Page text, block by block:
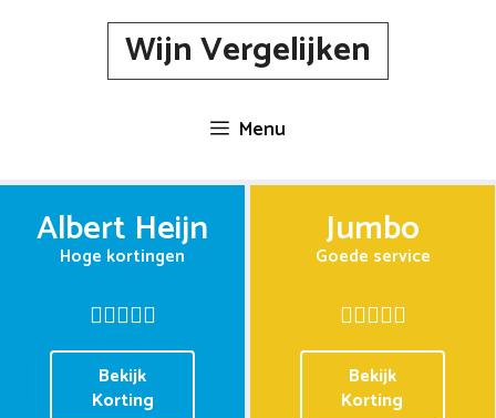
Wijn Vergelijken
Menu
Albert Heijn
Hoge kortingen
Bekijk
Korting
Jumbo
Goede service
Bekijk
Korting